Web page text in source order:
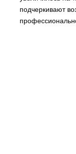
подчеркивают